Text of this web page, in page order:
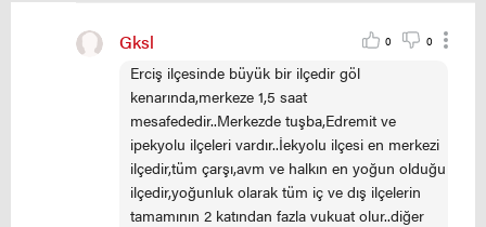
Gksl 0 0
Erciş ilçesinde büyük bir ilçedir göl
kenarında,merkeze 1,5 saat
mesafededir..Merkezde tuşba,Edremit ve
ipekyolu ilçeleri vardır..İekyolu ilçesi en merkezi
ilçedir,tüm çarşı,avm ve halkın en yoğun olduğu
ilçedir,yoğunluk olarak tüm iç ve dış ilçelerin
tamamının 2 katından fazla vukuat olur..diğer